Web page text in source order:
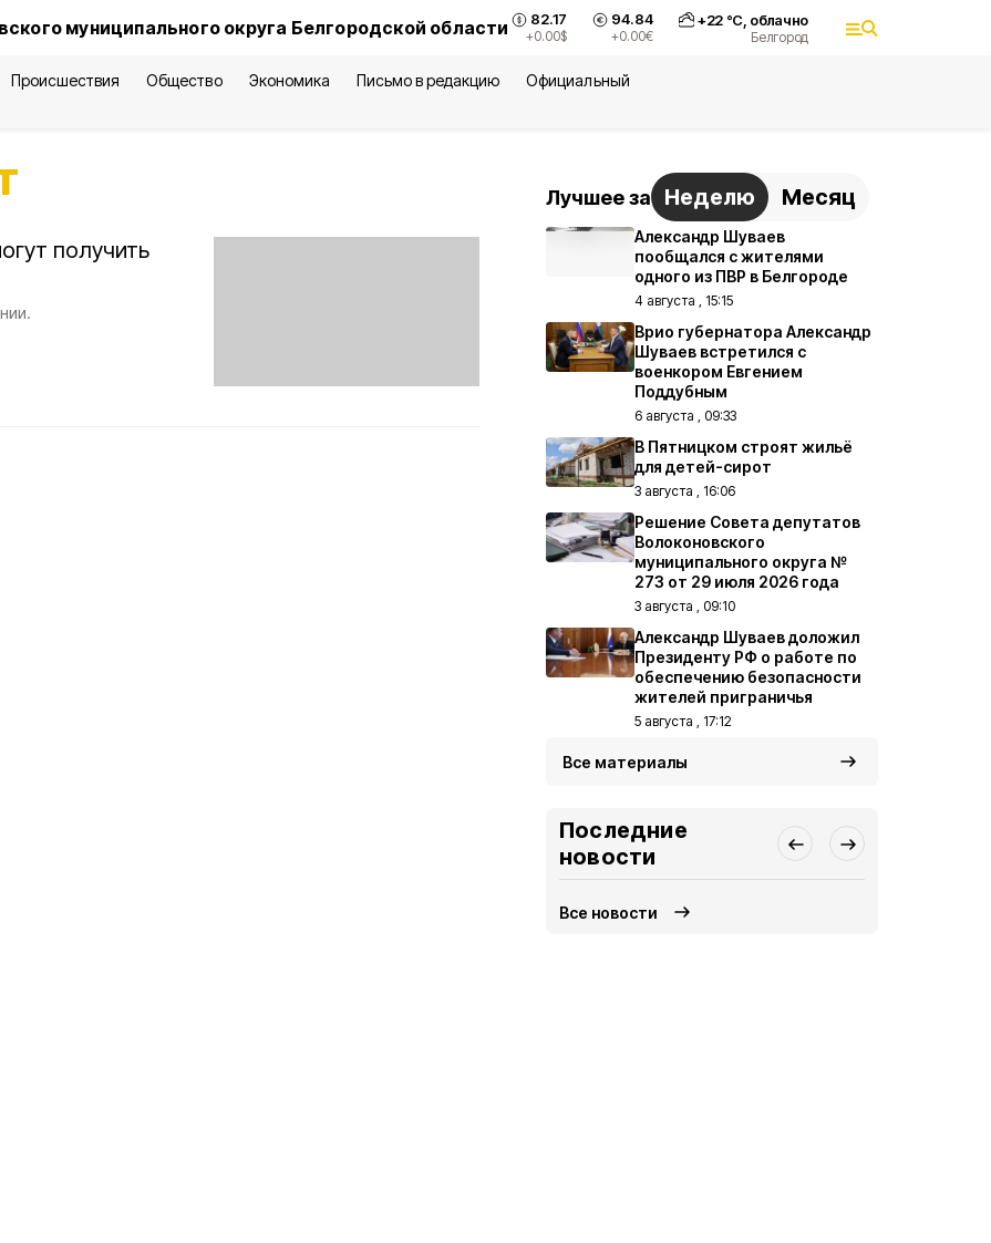
муниципального округа Белгородской области 82.17
+0.00$
94.84
+0.00€
+22°С, облачно
Белгород
Происшествия Общество Экономика Письмо в редакцию
Официальный
получить
Лучшее за Неделю Месяц
Александр Шуваев
пообщался с жителями
одного из ПВР в Белгороде
4 августа , 15:15
Врио губернатора Александр
Шуваев встретился с
военкором Евгением
Поддубным
6 августа , 09:33
В Пятницком строят жильё
для детей-сирот
3 августа , 16:06
Решение Совета депутатов
Волоконовского
муниципального округа №
273 от 29 июля 2026 года
3 августа , 09:10
Александр Шуваев доложил
Президенту РФ о работе по
обеспечению безопасности
жителей приграничья
5 августа , 17:12
Все материалы
Последние
новости
Все новости